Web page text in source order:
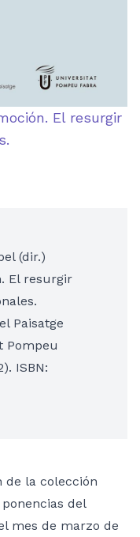
El resurgir
(dir.)
El resurgir
Paisatge
Pompeu
ISBN:
de la colección
del
mes de marzo de